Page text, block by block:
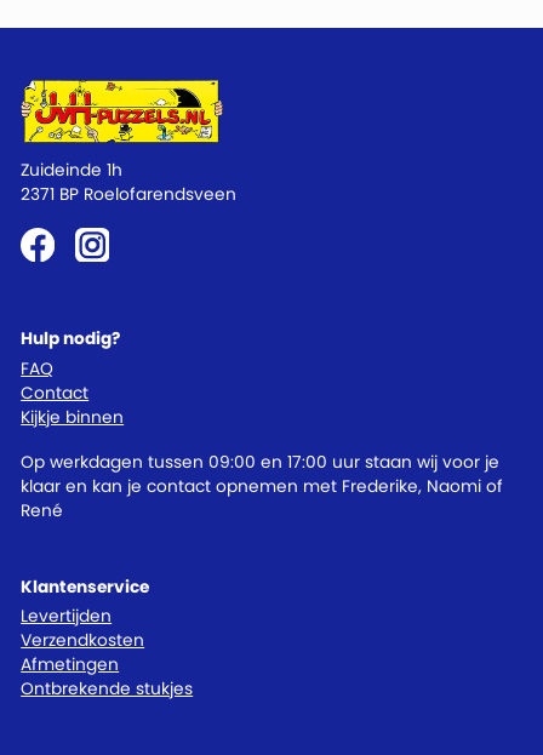
Klantenservice
Levertijden
Verzendkosten
Afmetingen
Ontbrekende stukjes
Hulp nodig?
FAQ
Contact
Kijkje binnen
Op werkdagen tussen 09:00 en 17:00 uur staan wij voor je
klaar en kan je contact opnemen met Frederike, Naomi of
René
Zuideinde 1h
2371 BP Roelofarendsveen